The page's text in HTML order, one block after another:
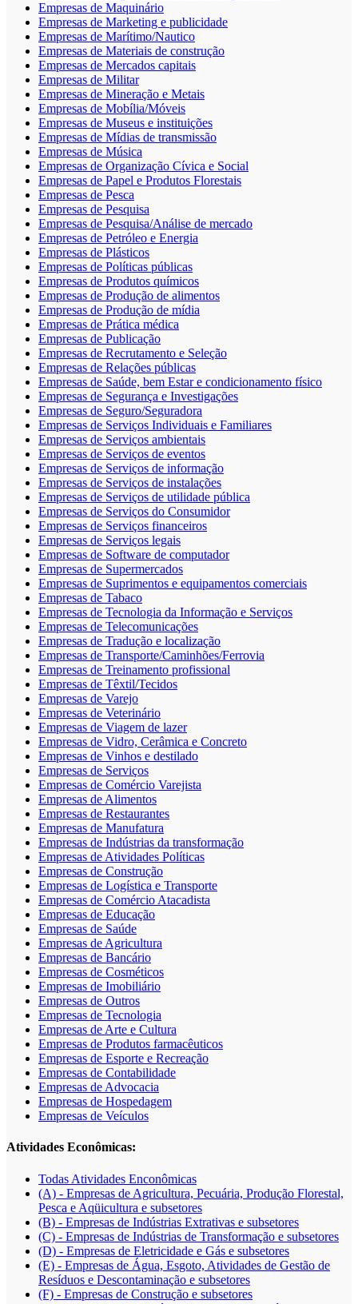
Empresas de Maquinário
Empresas de Marketing e publicidade
Empresas de Marítimo/Nautico
Empresas de Materiais de construção
Empresas de Mercados capitais
Empresas de Militar
Empresas de Mineração e Metais
Empresas de Mobília/Móveis
Empresas de Museus e instituições
Empresas de Mídias de transmissão
Empresas de Música
Empresas de Organização Cívica e Social
Empresas de Papel e Produtos Florestais
Empresas de Pesca
Empresas de Pesquisa
Empresas de Pesquisa/Análise de mercado
Empresas de Petróleo e Energia
Empresas de Plásticos
Empresas de Políticas públicas
Empresas de Produtos químicos
Empresas de Produção de alimentos
Empresas de Produção de mídia
Empresas de Prática médica
Empresas de Publicação
Empresas de Recrutamento e Seleção
Empresas de Relações públicas
Empresas de Saúde, bem Estar e condicionamento físico
Empresas de Segurança e Investigações
Empresas de Seguro/Seguradora
Empresas de Serviços Individuais e Familiares
Empresas de Serviços ambientais
Empresas de Serviços de eventos
Empresas de Serviços de informação
Empresas de Serviços de instalações
Empresas de Serviços de utilidade pública
Empresas de Serviços do Consumidor
Empresas de Serviços financeiros
Empresas de Serviços legais
Empresas de Software de computador
Empresas de Supermercados
Empresas de Suprimentos e equipamentos comerciais
Empresas de Tabaco
Empresas de Tecnologia da Informação e Serviços
Empresas de Telecomunicações
Empresas de Tradução e localização
Empresas de Transporte/Caminhões/Ferrovia
Empresas de Treinamento profissional
Empresas de Têxtil/Tecidos
Empresas de Varejo
Empresas de Veterinário
Empresas de Viagem de lazer
Empresas de Vidro, Cerâmica e Concreto
Empresas de Vinhos e destilado
Empresas de Serviços
Empresas de Comércio Varejista
Empresas de Alimentos
Empresas de Restaurantes
Empresas de Manufatura
Empresas de Indústrias da transformação
Empresas de Atividades Políticas
Empresas de Construção
Empresas de Logística e Transporte
Empresas de Comércio Atacadista
Empresas de Educação
Empresas de Saúde
Empresas de Agricultura
Empresas de Bancário
Empresas de Cosméticos
Empresas de Imobiliário
Empresas de Outros
Empresas de Tecnologia
Empresas de Arte e Cultura
Empresas de Produtos farmacêuticos
Empresas de Esporte e Recreação
Empresas de Contabilidade
Empresas de Advocacia
Empresas de Hospedagem
Empresas de Veículos
Atividades Econômicas:
Todas Atividades Enconômicas
(A) - Empresas de Agricultura, Pecuária, Produção Florestal,
Pesca e Aqüicultura e subsetores
(B) - Empresas de Indústrias Extrativas e subsetores
(C) - Empresas de Indústrias de Transformação e subsetores
(D) - Empresas de Eletricidade e Gás e subsetores
(E) - Empresas de Água, Esgoto, Atividades de Gestão de
Resíduos e Descontaminação e subsetores
(F) - Empresas de Construção e subsetores